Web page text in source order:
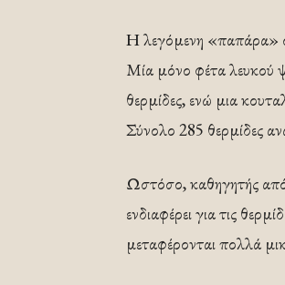
Η λεγόμενη «παπάρα»
Μία μόνο φέτα λευκού
θερμίδες, ενώ μια
Σύνολο 285 θερμίδες
Ωστόσο, καθηγητής
ενδιαφέρει για τις
μεταφέρονται πολλά